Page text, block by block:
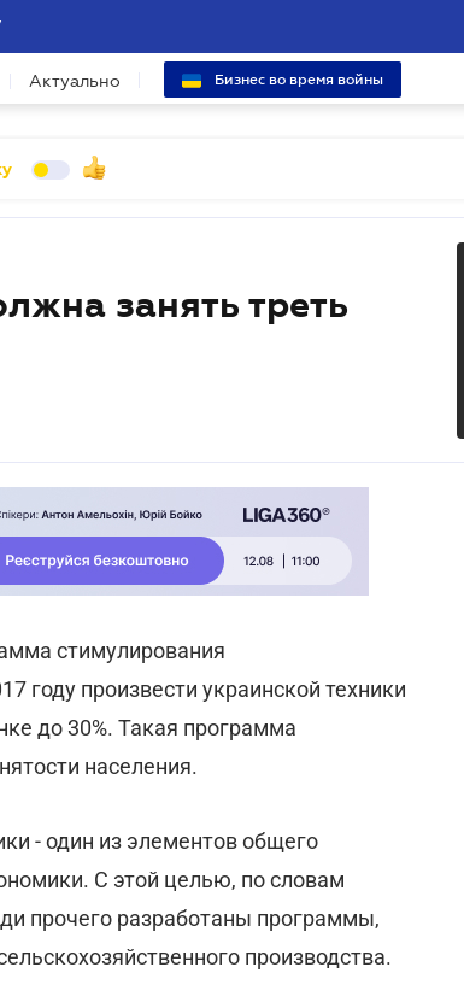
Актуально Бизнес во время войны
занять треть
стимулирования
году произвести украинской техники
до 30%. Такая программа
населения.
- один из элементов общего
С этой целью, по словам
прочего разработаны программы,
производства.